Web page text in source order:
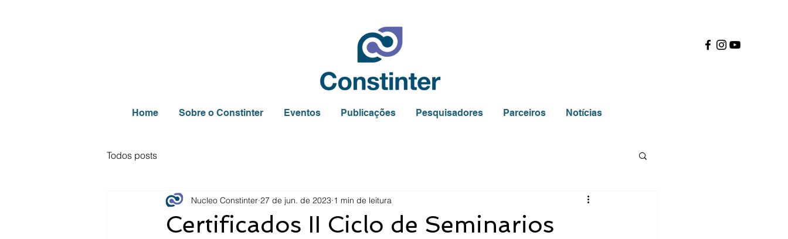
Home Sobre o Constinter Eventos Publicações Pesquisadores Parceiros Notícias
Todos posts
Certificados II Ciclo de Seminarios
Nucleo Constinter 27 de jun. de 2023 1 min de leitura